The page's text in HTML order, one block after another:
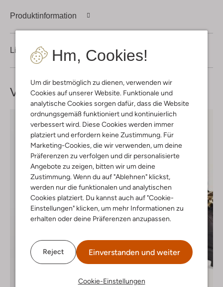
Hm, Cookies!
Um dir bestmöglich zu dienen, verwenden wir
Cookies auf unserer Website. Funktionale und
analytische Cookies sorgen dafür, dass die Website
ordnungsgemäß funktioniert und kontinuierlich
verbessert wird. Diese Cookies werden immer
platziert und erfordern keine Zustimmung. Für
Marketing-Cookies, die wir verwenden, um deine
Präferenzen zu verfolgen und dir personalisierte
Angebote zu zeigen, bitten wir um deine
Zustimmung. Wenn du auf "Ablehnen" klickst,
werden nur die funktionalen und analytischen
Cookies platziert. Du kannst auch auf "Cookie-
Einstellungen" klicken, um mehr Informationen zu
erhalten oder deine Präferenzen anzupassen.
Reject Einverstanden und weiter
Cookie-Einstellungen
Produktinformation
Lieferung & Rückgabe
Vervollständige deinenLook